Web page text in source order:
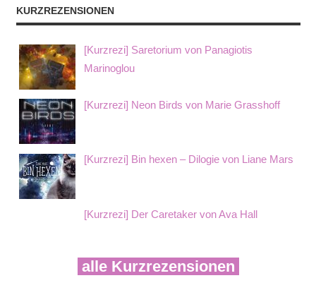
KURZREZENSIONEN
[Kurzrezi] Saretorium von Panagiotis
Marinoglou
[Kurzrezi] Neon Birds von Marie Grasshoff
[Kurzrezi] Bin hexen – Dilogie von Liane Mars
[Kurzrezi] Der Caretaker von Ava Hall
alle Kurzrezensionen